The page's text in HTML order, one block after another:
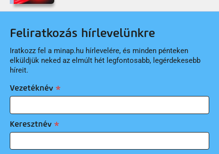
Feliratkozás hírlevelünkre
Iratkozz fel a minap.hu hírlevelére, és minden pénteken
elküldjük neked az elmúlt hét legfontosabb, legérdekesebb
híreit.
Vezetéknév
Keresztnév